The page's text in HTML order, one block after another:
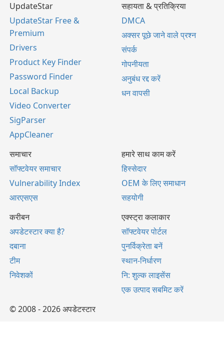
UpdateStar
UpdateStar Free &
Premium
Drivers
Product Key Finder
Password Finder
Local Backup
Video Converter
SigParser
AppCleaner
सहायता & प्रतिक्रिया
DMCA
अक्सर पूछे जाने वाले प्रश्न
संपर्क
गोपनीयता
अनुबंध रद्द करें
धन वापसी
समाचार
सॉफ्टवेयर समाचार
Vulnerability Index
आरएसएस
हमारे साथ काम करें
हिस्सेदार
OEM के लिए समाधान
सहयोगी
करीबन
अपडेटस्टार क्या है?
दबाना
टीम
निवेशकों
एक्स्ट्रा कलाकार
सॉफ्टवेयर पोर्टल
पुनर्विक्रेता बनें
स्थान-निर्धारण
नि: शुल्क लाइसेंस
एक उत्पाद सबमिट करें
© 2008 - 2026 अपडेटस्टार